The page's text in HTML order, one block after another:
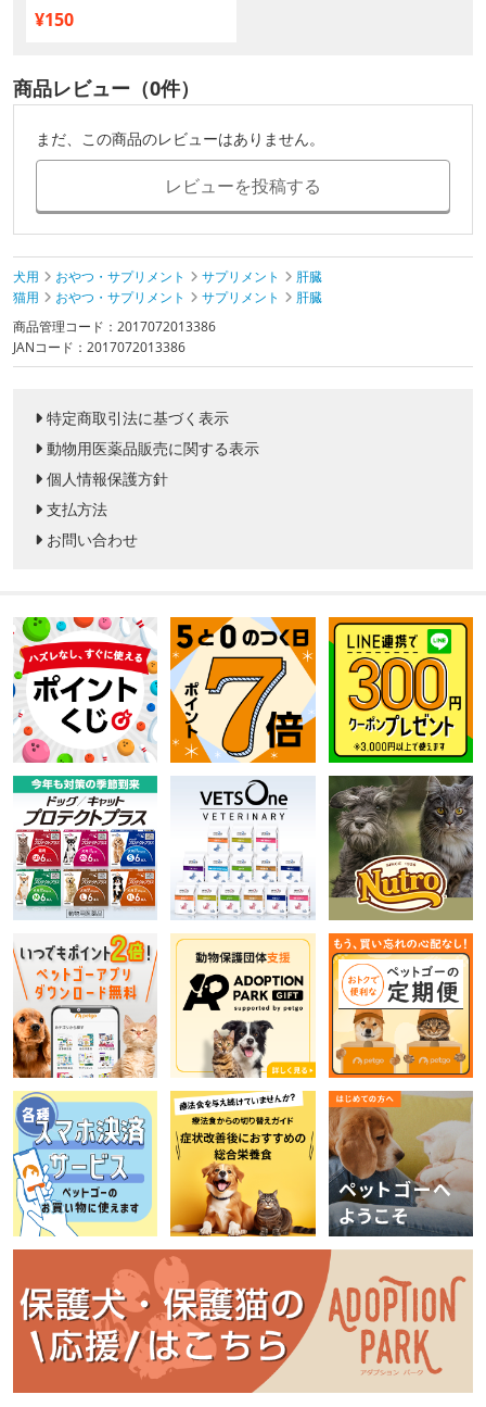
¥150
商品レビュー（0件）
まだ、この商品のレビューはありません。
レビューを投稿する
犬用 おやつ・サプリメント サプリメント
肝臓
猫用
おやつ・サプリメント サプリメント
肝臓
商品管理コード：2017072013386
JANコード：2017072013386
特定商取引法に基づく表示
動物用医薬品販売に関する表示
個人情報保護方針
支払方法
お問い合わせ